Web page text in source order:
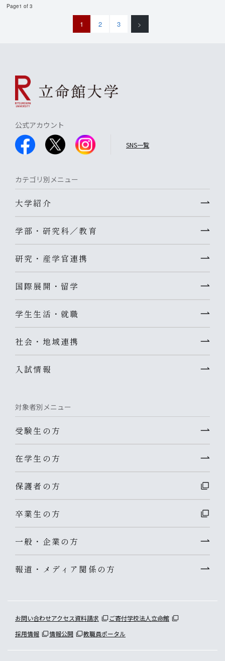
Page1 of 3
1 2 3 >
公式アカウント
SNS一覧
カテゴリ別メニュー
大学紹介
学部・研究科／教育
研究・産学官連携
国際展開・留学
学生生活・就職
社会・地域連携
入試情報
対象者別メニュー
受験生の方
在学生の方
保護者の方
卒業生の方
一般・企業の方
報道・メディア関係の方
お問い合わせアクセス資料請求 ご寄付学校法人立命館
採用情報
情報公開 教職員ポータル